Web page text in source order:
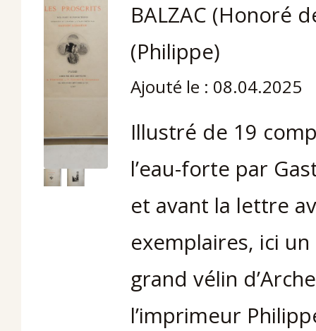
BALZAC (Honoré
(Philippe)
Ajouté le : 08.04.2025
Illustré de 19
l’eau-forte par
et avant la lettre
exemplaires, ici
grand vélin
l’imprimeur